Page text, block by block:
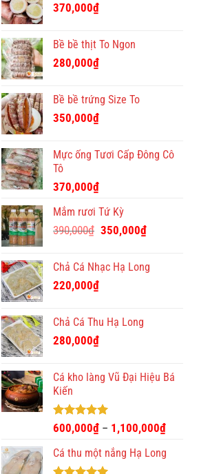
370,000₫
Bề bề thịt To Ngon
280,000₫
Bề bề trứng Size To
350,000₫
Mực ống Tươi Cấp Đông Cô
Tô
370,000₫
Mắm rươi Tứ Kỳ
390,000₫ Giá
390,000₫.
350,000₫Giá
là:
Chả Cá Nhạc Hạ Long
220,000₫
Chả Cá Thu Hạ Long
280,000₫
Cá kho làng Vũ Đại Hiệu Bá
Kiến
Được xếp
hạng
4.93
5 sao
600,000₫ – 1,100,000₫
Cá thu một nắng Hạ Long